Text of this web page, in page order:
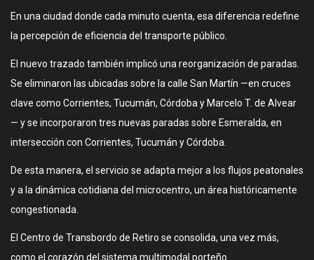
En una ciudad donde cada minuto cuenta, esa diferencia redefine
la percepción de eficiencia del transporte público.
El nuevo trazado también implicó una reorganización de paradas.
Se eliminaron las ubicadas sobre la calle San Martín —en cruces
clave como Corrientes, Tucumán, Córdoba y Marcelo T. de Alvear
— y se incorporaron tres nuevas paradas sobre Esmeralda, en
intersección con Corrientes, Tucumán y Córdoba.
De esta manera, el servicio se adapta mejor a los flujos peatonales
y a la dinámica cotidiana del microcentro, un área históricamente
congestionada.
El Centro de Transbordo de Retiro se consolida, una vez más,
como el corazón del sistema multimodal porteño.